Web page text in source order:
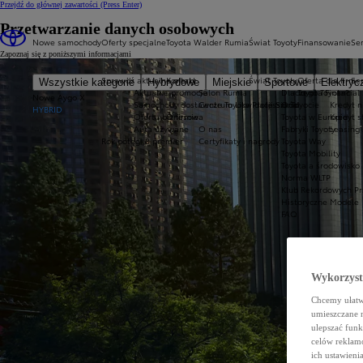
Przejdź do głównej zawartości (Press Enter)
Nowe samochody
Wszystkie kategorie Hybrydowe Miejskie Sportowe
Nowe Aygo X
HYBRID
Oferty specjalne
Sprawdź aktualne oferty
Aktualne promocje
Samochody dostawcze Toyota Professional
Oferta biznesowa
Auta używane
Rok potęgi 8 premier
Toyota Walder Rumia
Kontakt
Salon Rumia
Centrum Likwidacji Szkód
O firmie
O nas
Certyfikaty i nagrody
Świat Toyoty
Świat Toyoty
Dlaczego Toyota?
O Toyocie
Toyota w Europie
Fabryki Toyoty
Toyota Way
Toyota Mobility
Toyota a środowisko
Norma WLTP
Klub Rekordowych
Historyczne Modele
Finansowanie
Oferta dla firm
Toyota Financial
Kredyt
Kredyt
Leasing
Przetwarzanie danych osobowych
Zapoznaj się z poniższymi informacjami
Chcemy
ulepszać
celów
ich